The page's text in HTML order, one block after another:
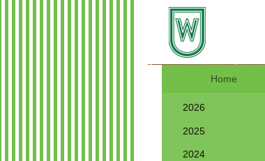
Home
2026
2025
2024